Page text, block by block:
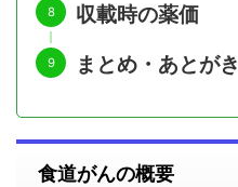
収載時の薬価
まとめ・あとがき
食道がんの概要